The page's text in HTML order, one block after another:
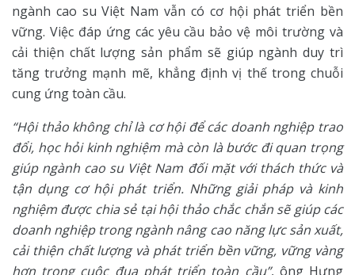
ngành cao su Việt Nam vẫn có cơ hội phát triển bền
vững. Việc đáp ứng các yêu cầu bảo vệ môi trường và
cải thiện chất lượng sản phẩm sẽ giúp ngành duy trì
tăng trưởng mạnh mẽ, khẳng định vị thế trong chuỗi
cung ứng toàn cầu.
“Hội thảo không chỉ là cơ hội để các doanh nghiệp trao
đổi, học hỏi kinh nghiệm mà còn là bước đi quan trọng
giúp ngành cao su Việt Nam đối mặt với thách thức và
tận dụng cơ hội phát triển. Những giải pháp và kinh
nghiệm được chia sẻ tại hội thảo chắc chắn sẽ giúp các
doanh nghiệp trong ngành nâng cao năng lực sản xuất,
cải thiện chất lượng và phát triển bền vững, vững vàng
hơn trong cuộc đua phát triển toàn cầu”, ông Hưng